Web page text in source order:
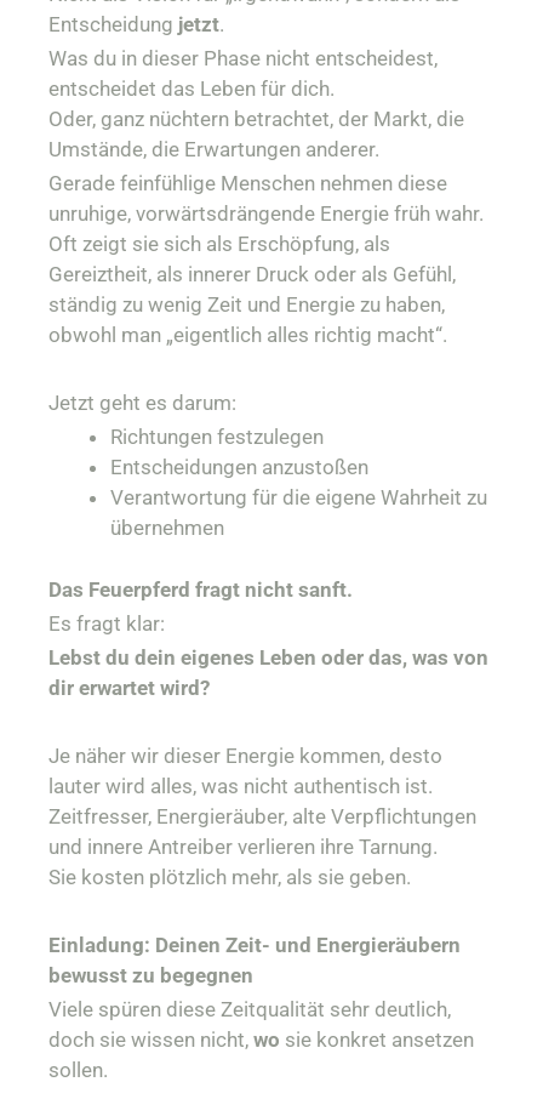
Entscheidung jetzt.
Was du in dieser Phase nicht entscheidest,
entscheidet das Leben für dich.
Oder, ganz nüchtern betrachtet, der Markt, die
Umstände, die Erwartungen anderer.
Gerade feinfühlige Menschen nehmen diese
unruhige, vorwärtsdrängende Energie früh wahr.
Oft zeigt sie sich als Erschöpfung, als
Gereiztheit, als innerer Druck oder als Gefühl,
ständig zu wenig Zeit und Energie zu haben,
obwohl man „eigentlich alles richtig macht“.
Jetzt geht es darum:
Richtungen festzulegen
Entscheidungen anzustoßen
Verantwortung für die eigene Wahrheit zu
übernehmen
Das Feuerpferd fragt nicht sanft.
Es fragt klar:
Lebst du dein eigenes Leben oder das, was von
dir erwartet wird?
Je näher wir dieser Energie kommen, desto
lauter wird alles, was nicht authentisch ist.
Zeitfresser, Energieräuber, alte Verpflichtungen
und innere Antreiber verlieren ihre Tarnung.
Sie kosten plötzlich mehr, als sie geben.
Einladung: Deinen Zeit- und Energieräubern
bewusst zu begegnen
Viele spüren diese Zeitqualität sehr deutlich,
doch sie wissen nicht, wo sie konkret ansetzen
sollen.